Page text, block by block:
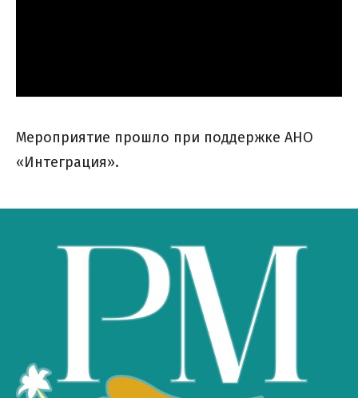
Мероприятие прошло при поддержке АНО
«Интеграция».